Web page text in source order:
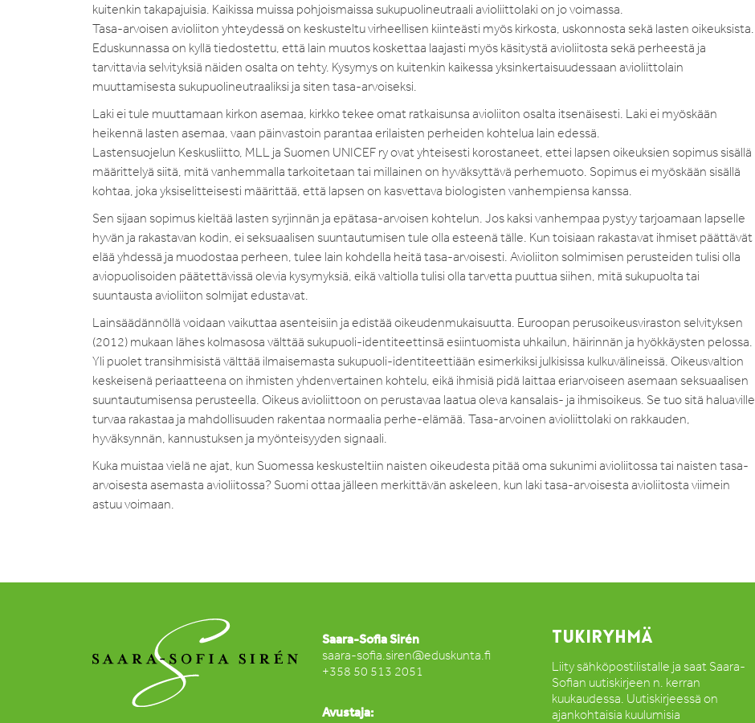
kuitenkin takapajuisia. Kaikissa muissa pohjoismaissa sukupuolineutraali avioliittolaki on jo voimassa.
Tasa-arvoisen avioliiton yhteydessä on keskusteltu virheellisen kiinteästi myös kirkosta, uskonnosta sekä lasten oikeuksista.
Eduskunnassa on kyllä tiedostettu, että lain muutos koskettaa laajasti myös käsitystä avioliitosta sekä perheestä ja
tarvittavia selvityksiä näiden osalta on tehty. Kysymys on kuitenkin kaikessa yksinkertaisuudessaan avioliittolain
muuttamisesta sukupuolineutraaliksi ja siten tasa-arvoiseksi.
Laki ei tule muuttamaan kirkon asemaa, kirkko tekee omat ratkaisunsa avioliiton osalta itsenäisesti. Laki ei myöskään
heikennä lasten asemaa, vaan päinvastoin parantaa erilaisten perheiden kohtelua lain edessä.
Lastensuojelun Keskusliitto, MLL ja Suomen UNICEF ry ovat yhteisesti korostaneet, ettei lapsen oikeuksien sopimus sisällä
määrittelyä siitä, mitä vanhemmalla tarkoitetaan tai millainen on hyväksyttävä perhemuoto. Sopimus ei myöskään sisällä
kohtaa, joka yksiselitteisesti määrittää, että lapsen on kasvettava biologisten vanhempiensa kanssa.
Sen sijaan sopimus kieltää lasten syrjinnän ja epätasa-arvoisen kohtelun. Jos kaksi vanhempaa pystyy tarjoamaan lapselle
hyvän ja rakastavan kodin, ei seksuaalisen suuntautumisen tule olla esteenä tälle. Kun toisiaan rakastavat ihmiset päättävät
elää yhdessä ja muodostaa perheen, tulee lain kohdella heitä tasa-arvoisesti. Avioliiton solmimisen perusteiden tulisi olla
aviopuolisoiden päätettävissä olevia kysymyksiä, eikä valtiolla tulisi olla tarvetta puuttua siihen, mitä sukupuolta tai
suuntausta avioliiton solmijat edustavat.
Lainsäädännöllä voidaan vaikuttaa asenteisiin ja edistää oikeudenmukaisuutta. Euroopan perusoikeusviraston selvityksen
(2012) mukaan lähes kolmasosa välttää sukupuoli-identiteettinsä esiintuomista uhkailun, häirinnän ja hyökkäysten pelossa.
Yli puolet transihmisistä välttää ilmaisemasta sukupuoli-identiteettiään esimerkiksi julkisissa kulkuvälineissä. Oikeusvaltion
keskeisenä periaatteena on ihmisten yhdenvertainen kohtelu, eikä ihmisiä pidä laittaa eriarvoiseen asemaan seksuaalisen
suuntautumisensa perusteella. Oikeus avioliittoon on perustavaa laatua oleva kansalais- ja ihmisoikeus. Se tuo sitä haluaville
turvaa rakastaa ja mahdollisuuden rakentaa normaalia perhe-elämää. Tasa-arvoinen avioliittolaki on rakkauden,
hyväksynnän, kannustuksen ja myönteisyyden signaali.
Kuka muistaa vielä ne ajat, kun Suomessa keskusteltiin naisten oikeudesta pitää oma sukunimi avioliitossa tai naisten tasa-
arvoisesta asemasta avioliitossa? Suomi ottaa jälleen merkittävän askeleen, kun laki tasa-arvoisesta avioliitosta viimein
astuu voimaan.
Saara-Sofia Sirén
saara-sofia.siren@eduskunta.fi
+358 50 513 2051
Avustaja:
TUKIRYHMÄ
Liity sähköpostilistalle ja saat Saara-
Sofian uutiskirjeen n. kerran
kuukaudessa. Uutiskirjeessä on
ajankohtaisia kuulumisia